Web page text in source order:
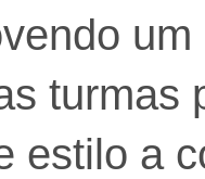
um
turmas
estilo a